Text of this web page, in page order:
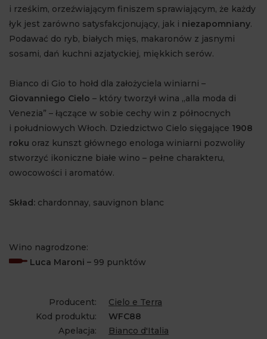
i rześkim, orzeźwiającym finiszem sprawiającym, że każdy
łyk jest zarówno satysfakcjonujący, jak i niezapomniany.
Podawać do ryb, białych mięs, makaronów z jasnymi
sosami, dań kuchni azjatyckiej, miękkich serów.
Bianco di Gio to hołd dla założyciela winiarni –
Giovanniego Cielo – który tworzył wina „alla moda di
Venezia” – łączące w sobie cechy win z północnych
i południowych Włoch. Dziedzictwo Cielo sięgające 1908
roku oraz kunszt głównego enologa winiarni pozwoliły
stworzyć ikoniczne białe wino – pełne charakteru,
owocowości i aromatów.
Skład: chardonnay, sauvignon blanc
Wino nagrodzone:
Luca Maroni – 99 punktów
Producent:
Cielo e Terra
Kod produktu:
WFC88
Apelacja:
Bianco d'Italia